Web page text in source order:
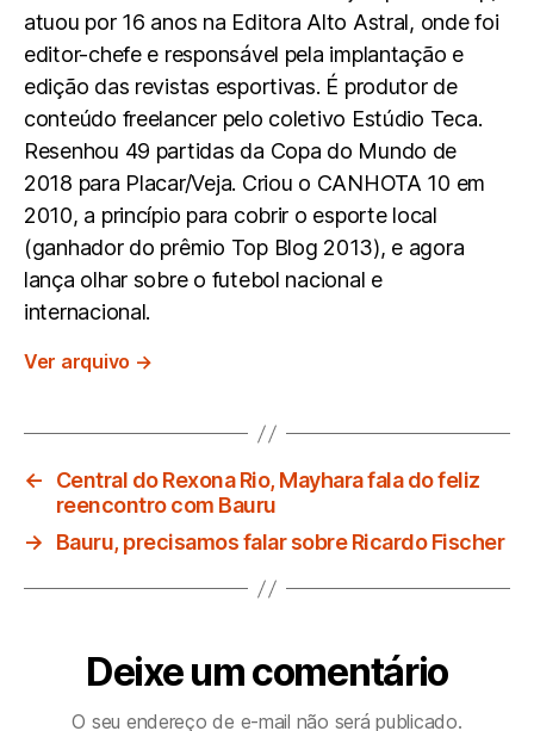
atuou por 16 anos na Editora Alto Astral, onde foi
editor-chefe e responsável pela implantação e
edição das revistas esportivas. É produtor de
conteúdo freelancer pelo coletivo Estúdio Teca.
Resenhou 49 partidas da Copa do Mundo de
2018 para Placar/Veja. Criou o CANHOTA 10 em
2010, a princípio para cobrir o esporte local
(ganhador do prêmio Top Blog 2013), e agora
lança olhar sobre o futebol nacional e
internacional.
Ver arquivo →
←
Central do Rexona Rio, Mayhara fala do feliz
reencontro com Bauru
→
Bauru, precisamos falar sobre Ricardo Fischer
Deixe um comentário
O seu endereço de e-mail não será publicado.